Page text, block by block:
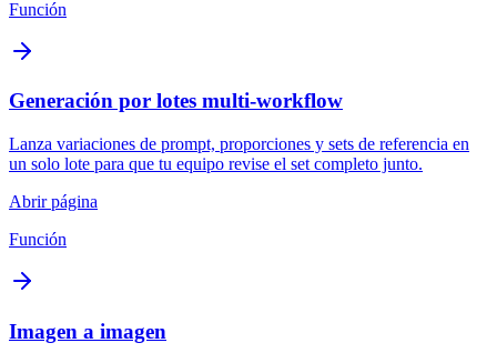
Función
Generación por lotes multi-workflow
Lanza variaciones de prompt, proporciones y sets de referencia en
un solo lote para que tu equipo revise el set completo junto.
Abrir página
Función
Imagen a imagen